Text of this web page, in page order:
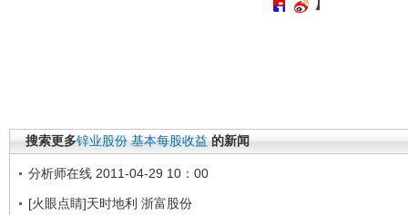
搜索更多锌业股份 基本每股收益 的新闻
分析师在线 2011-04-29 10：00
[火眼点睛]天时地利 浙富股份